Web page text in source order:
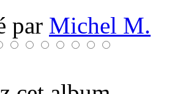
par Michel M.